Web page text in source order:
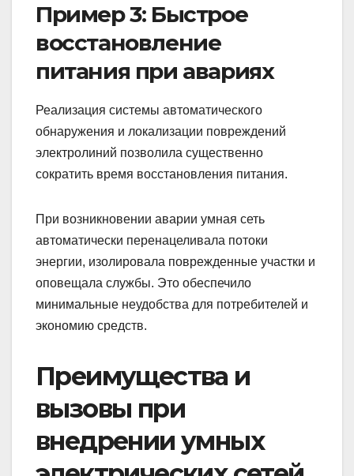
Пример 3: Быстрое
восстановление
питания при авариях
Реализация системы автоматического
обнаружения и локализации повреждений
электролиний позволила существенно
сократить время восстановления питания.
При возникновении аварии умная сеть
автоматически перенацеливала потоки
энергии, изолировала поврежденные участки и
оповещала службы. Это обеспечило
минимальные неудобства для потребителей и
экономию средств.
Преимущества и
вызовы при
внедрении умных